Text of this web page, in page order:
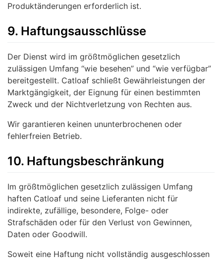
Produktänderungen erforderlich ist.
9. Haftungsausschlüsse
Der Dienst wird im größtmöglichen gesetzlich
zulässigen Umfang “wie besehen” und “wie verfügbar”
bereitgestellt. Catloaf schließt Gewährleistungen der
Marktgängigkeit, der Eignung für einen bestimmten
Zweck und der Nichtverletzung von Rechten aus.
Wir garantieren keinen ununterbrochenen oder
fehlerfreien Betrieb.
10. Haftungsbeschränkung
Im größtmöglichen gesetzlich zulässigen Umfang
haften Catloaf und seine Lieferanten nicht für
indirekte, zufällige, besondere, Folge- oder
Strafschäden oder für den Verlust von Gewinnen,
Daten oder Goodwill.
Soweit eine Haftung nicht vollständig ausgeschlossen